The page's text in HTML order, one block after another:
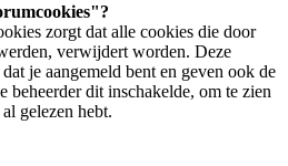
zorgt dat alle cookies die door
verwijdert worden. Deze
je aangemeld bent en geven ook de
beheerder dit inschakelde, om te zien
gelezen hebt.